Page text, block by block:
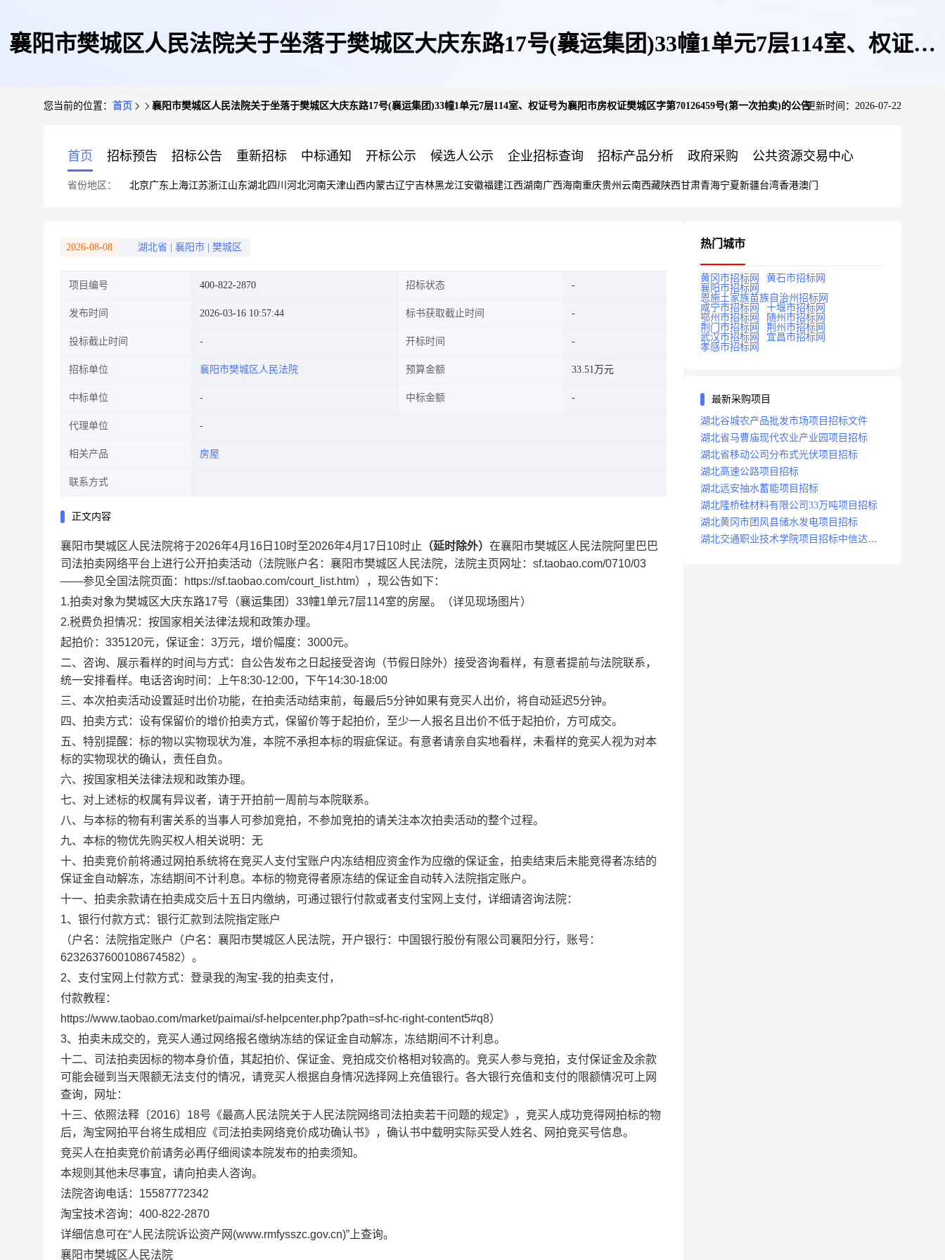
襄阳市樊城区人民法院关于坐落于樊城区大庆东路17号(襄运集团)33幢1单元7层114室、权证号
您当前的位置： 首页 襄阳市樊城区人民法院关于坐落于樊城区大庆东路17号(襄运集团)33幢1单元7层114室、权证号为襄阳市房权证樊城区字第70126459号(第一次拍卖)的公告更新时间：2026-07-22
首页 招标预告 招标公告 重新招标 中标通知 开标公示 候选人公示 企业招标查询 招标产品分析 政府采购 公共资源交易中心
省份地区： 北京广东 上海江苏浙江山东湖北四川 河北河南天津山西内蒙古辽宁吉林黑龙江安徽福建江西湖南广西海南重庆贵州 云南西藏陕西甘肃青海宁夏新疆台湾香港澳门
2026-08-08 湖北省 襄阳市 樊城区
项目编号 400-822-2870 招标状态
发布时间 2026-03-16 10:57:44 标书获取截止时间
投标截止时间 开标时间
招标单位 襄阳市樊城区人民法院 预算金额 33.51万元
中标单位 中标金额
代理单位
相关产品 房屋
联系方式
正文内容
襄阳市樊城区人民法院将于2026年4月 16 日 10时至2026年4月 17 日 10时止 （延时除外） 在襄阳市樊城区人民法院阿里巴巴
司法拍卖网络平台上进行公开拍卖活动（法院账户名：襄阳市樊城区人民法院，法院主页网址： sf.taobao.com/0710/03
——参见全国法院页面： https://sf.taobao.com/court_list.htm），现公告如下：
1.拍卖对象为樊城区大庆东路17号（襄运集团） 33幢1单元7层114室的房屋。（详见现场图片）
2.税费负担情况：按国家相关法律法规和政策办理。
起拍价： 335120元，保证金： 3万元，增价幅度： 3000元。
二、咨询、展示看样的时间与方式：
自公告发布之日起接受咨询（节假日除外）接受咨询看样，有意者提前与法院联系，
统一安排看样。
电话咨询时间：上午8:30-12:00，下午14:30-18:00
三、本次拍卖活动设置延时出价功能，在拍卖活动结束前， 每最后5分钟如果有竞买人出价，将自动延迟5分钟。
四、拍卖方式： 设有保留价的增价拍卖方式，保留价等于起拍价，至少一人报名且出价不低于起拍价，方可成交。
五、特别提醒：标的物以实物现状为准，本院不承担本标的瑕疵保证。有意者请亲自实地看样，未看样的竞买人视为对本
标的实物现状的确认，责任自负。
六、 按国家相关法律法规和政策办理。
七、对上述标的权属有异议者，请于开拍前一周 前与本院联系。
八、 与本标的物有利害关系的当事人可参加竞拍，不参加竞拍的请关注本次拍卖活动的整个过程。
九、 本标的物优先购买权人相关说明：无
十、 拍卖竞价前将通过网拍系统将在竞买人支付宝账户内冻结相应资金作为应缴的保证金，拍卖结束后未能竞得者冻结的
保证金自动解冻，冻结期间不计利息。本标的物竞得者原冻结的保证金自动转入法院指定账户。
十一、拍卖余款请在拍卖成交后十五日内缴纳，可通过银行付款或者支付宝网上支付，详细请咨询法院：
1、银行付款方式：银行汇款到法院指定账户
（户名： 法院指定账户（户名：襄阳市樊城区人民法院，开户银行：中国银行股份有限公司襄阳分行，账号：
6232637600108674582） 。
2、支付宝网上付款方式：登录我的淘宝-我的拍卖支付，
付款教程：
https://www.taobao.com/market/paimai/sf-helpcenter.php?path=sf-hc-right-content5#q8）
3、拍卖未成交的，竞买人通过网络报名缴纳冻结的保证金自动解冻，冻结期间不计利息。
十二、司法拍卖因标的物本身价值，其起拍价、保证金、竞拍成交价格相对较高的。竞买人参与竞拍，支付保证金及余款
可能会碰到当天限额无法支付的情况，请竞买人根据自身情况选择网上充值银行。各大银行充值和支付的限额情况可上网
查询，网址：
十三、 依照法释〔2016〕 18号《最高人民法院关于人民法院网络司法拍卖若干问题的规定》，竞买人成功竞得网拍标的物
后，淘宝网拍平台将生成相应《司法拍卖网络竞价成功确认书》，确认书中载明实际买受人姓名、网拍竞买号信息。
竞买人在拍卖竞价前请务必再仔细阅读本院发布的拍卖须知。
本规则其他未尽事宜，请向拍卖人咨询。
法院咨询电话： 15587772342
淘宝技术咨询： 400-822-2870
详细信息可在“人民法院诉讼资产网 (www.rmfysszc.gov.cn)” 上查询。
襄阳市樊城区人民法院
热门城市
黄冈市招标网
黄石市招标网
襄阳市招标网
恩施土家族苗族自治州招标网
咸宁市招标网
十堰市招标网
鄂州市招标网
随州市招标网
荆门市招标网
荆州市招标网
武汉市招标网
宜昌市招标网
孝感市招标网
最新采购项目
湖北谷城农产品批发市场项目招标文件
湖北省马曹庙现代农业产业园项目招标
湖北省移动公司分布式光伏项目招标
湖北高速公路项目招标
湖北远安抽水蓄能项目招标
湖北隆桥硅材料有限公司33万吨项目招标
湖北黄冈市团风县储水发电项目招标
湖北交通职业技术学院项目招标中信达咨